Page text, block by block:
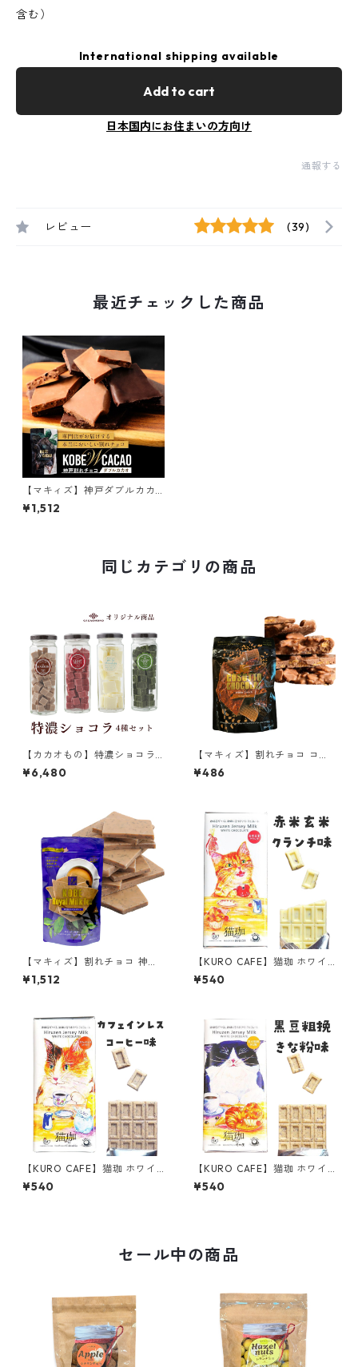
含む）
International shipping available
Add to cart
日本国内にお住まいの方向け
通報する
レビュー (39)
最近チェックした商品
【マキィズ】神戸ダブルカカ
オ
¥1,512
同じカテゴリの商品
【カカオもの】特濃ショコラ
4種セット いちご味 マロン味
抹茶味 北海道ピュアミルク味
¥6,480
【マキィズ】割れチョコ コソ
ットショコラ ワッフルクラン
チ 50g チョコレート 神戸スイ
¥486
【マキィズ】割れチョコ 神戸
ロイヤルミルクティー 180g
紅茶味 チョコレート 神戸スイ
¥1,512
【KURO CAFE】猫珈 ホワイ
トチョコレート 赤米玄米クラ
ンチ 板チョコ 60g タブレッ
¥540
【KURO CAFE】猫珈 ホワイ
トチョコレート カフェインレ
スコーヒー 板チョコ 60g タ
¥540
【KURO CAFE】猫珈 ホワイ
トチョコレート 黒豆粗挽きな
粉 板チョコ 60g タブレット
¥540
セール中の商品